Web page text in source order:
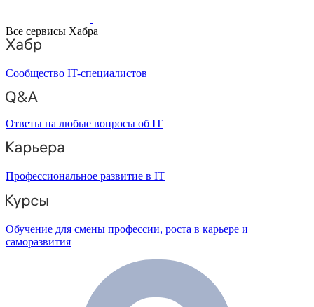
Все сервисы Хабра
Сообщество IT-специалистов
Ответы на любые вопросы об IT
Профессиональное развитие в IT
Обучение для смены профессии, роста в карьере и
саморазвития